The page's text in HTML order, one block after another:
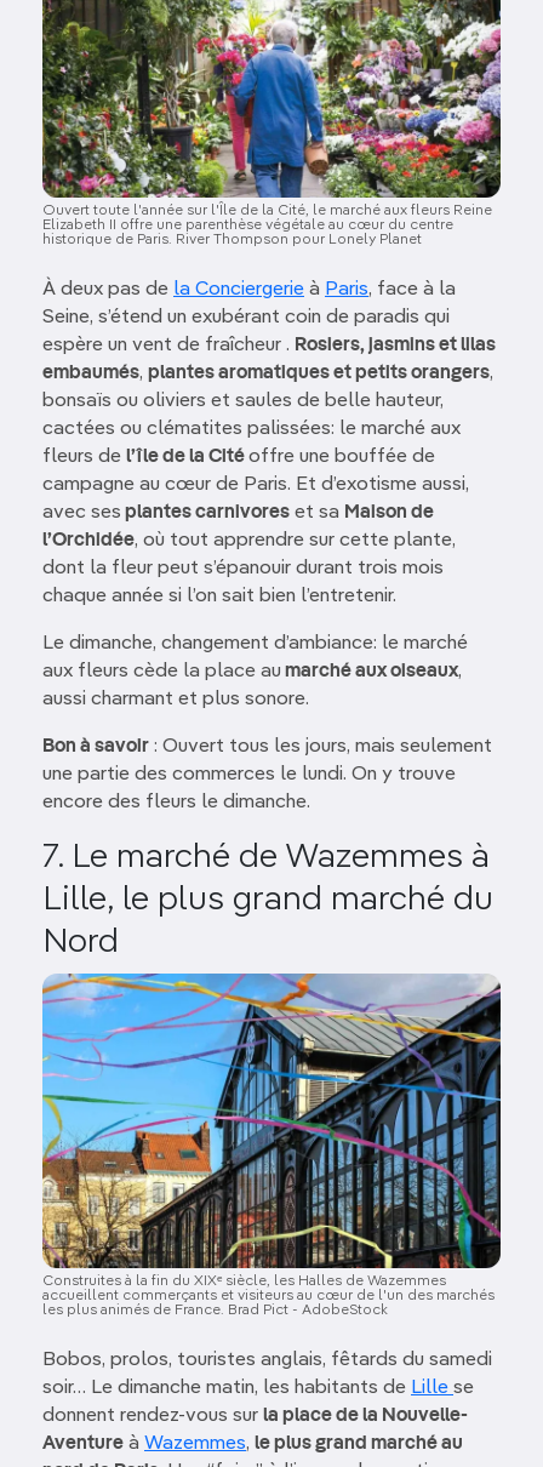
Ouvert toute l'année sur l'Île de la Cité, le marché aux fleurs Reine
Elizabeth II offre une parenthèse végétale au cœur du centre
historique de Paris. River Thompson pour Lonely Planet
À deux pas de la Conciergerie à Paris, face à la
Seine, s’étend un exubérant coin de paradis qui
espère un vent de fraîcheur . Rosiers, jasmins et lilas
embaumés, plantes aromatiques et petits orangers,
bonsaïs ou oliviers et saules de belle hauteur,
cactées ou clématites palissées: le marché aux
fleurs de l’île de la Citéoffre une bouffée de
campagne au cœur de Paris. Et d’exotisme aussi,
avec ses plantes carnivores et sa Maison de
l’Orchidée, où tout apprendre sur cette plante,
dont la fleur peut s’épanouir durant trois mois
chaque année si l’on sait bien l’entretenir.
Le dimanche, changement d’ambiance: le marché
aux fleurs cède la place au marché aux oiseaux,
aussi charmant et plus sonore.
Bon à savoir : Ouvert tous les jours, mais seulement
une partie des commerces le lundi. On y trouve
encore des fleurs le dimanche.
7. Le marché de Wazemmes à
Lille, le plus grand marché du
Nord
Image
Construites à la fin du XIXᵉ siècle, les Halles de Wazemmes
accueillent commerçants et visiteurs au cœur de l'un des marchés
les plus animés de France. Brad Pict - AdobeStock
Bobos, prolos, touristes anglais, fêtards du samedi
soir… Le dimanche matin, les habitants de Lille se
donnent rendez-vous sur la place de la Nouvelle-
Aventure à Wazemmes, le plus grand marché au